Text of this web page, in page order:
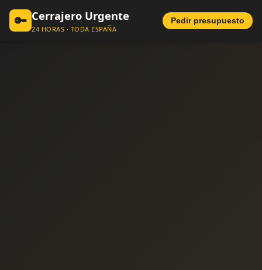
🔑 Cerrajero Urgente
24 HORAS · TODA ESPAÑA
Pedir presupuesto